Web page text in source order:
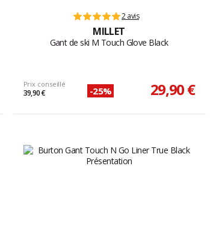
2 avis
MILLET
Gant de ski M Touch Glove Black
Prix conseillé
39,90 € -25% 29,90 €